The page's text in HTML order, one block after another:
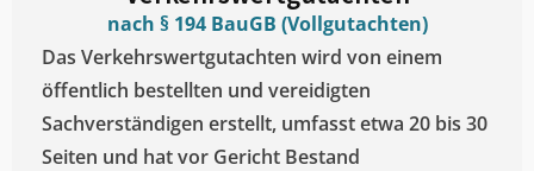
nach § 194 BauGB (Vollgutachten)
Das Verkehrswertgutachten wird von einem
öffentlich bestellten und vereidigten
Sachverständigen erstellt, umfasst etwa 20 bis 30
Seiten und hat vor Gericht Bestand